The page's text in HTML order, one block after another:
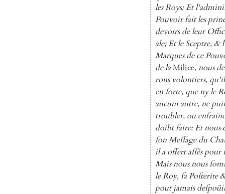
lesRoys;Et
Pouvoirfaitles
devoirs deleur
ale;Etle Sceptre,&
Marques de ce Pou
delaMilice, nous
rons volontiers, qu'il
en ſorte, quenyle
aucum autre,ne
troubler, ou
doibtfaire:Etnous
ſonMeſſage du
il a offert aſſés pour
Maisnousnous ſom
leRoy, ſa Poſterite
pout jamais